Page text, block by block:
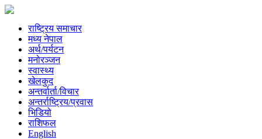
राष्ट्रिय समाचार
मध्य नेपाल
अर्थ/पर्यटन
मनोरञ्जन
स्वास्थ्य
खेलकुद
अन्तर्वार्ता/विचार
अन्तर्राष्ट्रिय/प्रवास
भिडियो
राशिफल
English